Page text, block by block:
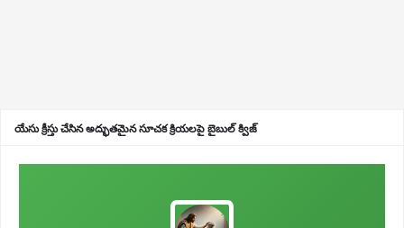
యేసు క్రీస్తు చేసిన అద్భుతమైన సూచక క్రియలపై బైబుల్ క్విజ్